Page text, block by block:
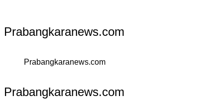
Prabangkaranews.com
Prabangkaranews.com
Prabangkaranews.com